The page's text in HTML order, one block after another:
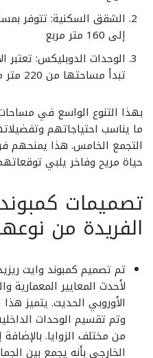
إلى 160 متر مربع
الوحدات الدوبليكس: تعتبر
تبدأ مساحتها من 220 متر مربع
بهذا التنوع الواسع في
ما يناسب احتياجاتهم
التجمع الخامس. هذا يمنحهم
حياة مريح وفاخر يلبي
تصميمات
الفريدة من
تم تصميم كمبوند وايت
لأحدث المعايير
الأوروبي الحديث. يتميز هذا
وتم تقسيم الوحدات
من مختلف الزوايا.
الخارجي بأنه يجمع بين